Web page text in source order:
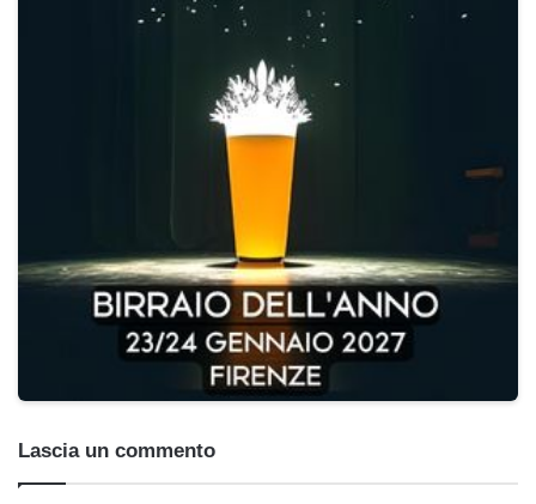
Lascia un commento